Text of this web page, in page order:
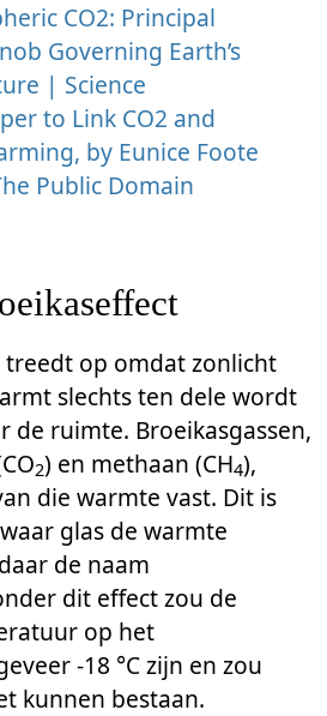
CO2: Principal
Governing Earth’s
| Science
to Link CO2 and
by Eunice Foote
Public Domain
op omdat zonlicht
slechts ten dele wordt
de ruimte. Broeikasgassen,
2) en methaan (CH4),
die warmte vast. Dit is
glas de warmte
de naam
dit effect zou de
op het
-18 °C zijn en zou
kunnen bestaan.